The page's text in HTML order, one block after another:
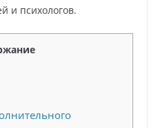
и психологов.